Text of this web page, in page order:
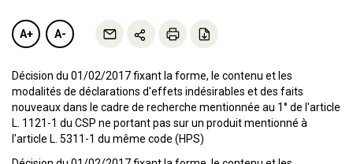
A+ A-
Décision du 01/02/2017 fixant la forme, le contenu et les
modalités de déclarations d'effets indésirables et des faits
nouveaux dans le cadre de recherche mentionnée au 1° de l'article
L. 1121-1 du CSP ne portant pas sur un produit mentionné à
l'article L. 5311-1 du même code (HPS)